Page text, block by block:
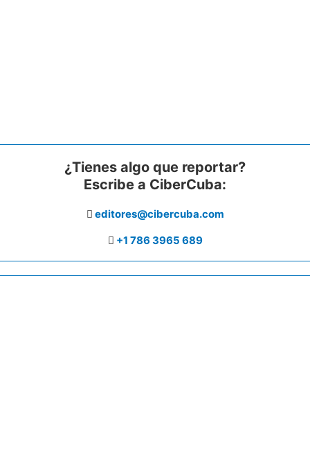
¿Tienes algo que reportar?
Escribe a CiberCuba:
editores@cibercuba.com
+1 786 3965 689